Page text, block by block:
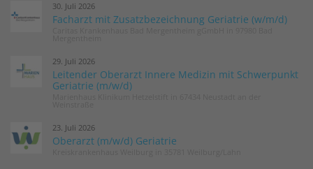
30. Juli 2026
Facharzt mit Zusatzbezeichnung Geriatrie (w/m/d)
29. Juli 2026
Leitender Oberarzt Innere Medizin mit Schwerpunkt
Geriatrie (m/w/d)
23. Juli 2026
Oberarzt (m/w/d) Geriatrie